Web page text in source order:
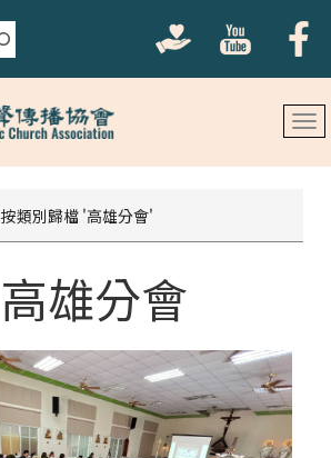
按類別歸檔 '高雄分會'
高雄分會